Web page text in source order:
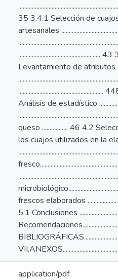
35 3.4.1 Selección de
artesanales
......................................................
Levantamiento de atributos
Análisis de estadístico
queso ................. 46 4.2
los cuajos utilizados en la
frescos elaborados
5.1 Conclusiones
application/pdf